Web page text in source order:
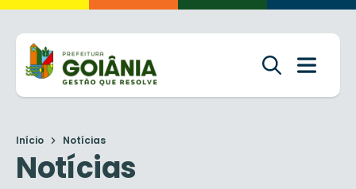
Início Notícias
Notícias